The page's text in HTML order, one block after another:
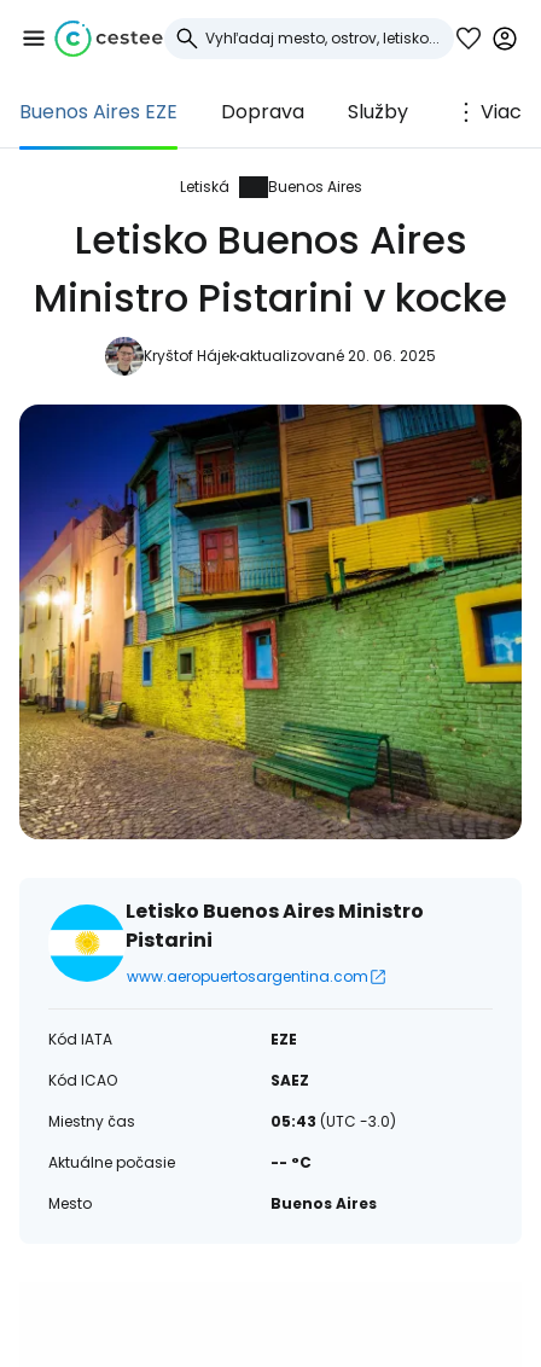
Buenos Aires EZE Doprava Služby Viac
Letiská Buenos Aires
Letisko Buenos Aires
Ministro Pistarini v kocke
Kryštof Hájekaktualizované 20. 06. 2025
Letisko Buenos Aires Ministro
Pistarini
www.aeropuertosargentina.com
Kód IATA
EZE
Kód ICAO
SAEZ
Miestny čas
05:43 (UTC -3.0)
Aktuálne počasie
-- °C
Mesto
Buenos Aires
Prihláste sa do
služby Cestee
... celosvetovej komunity cestovateľov
Pokračovať na Facebooku
Pokračovať s e-mailom